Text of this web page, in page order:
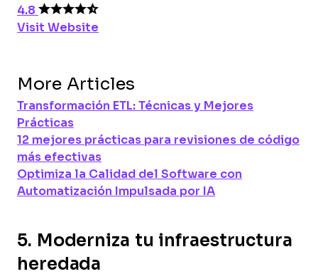
4.8
Visit Website
More Articles
Transformación ETL: Técnicas y Mejores
Prácticas
12 mejores prácticas para revisiones de código
más efectivas
Optimiza la Calidad del Software con
Automatización Impulsada por IA
5. Moderniza tu infraestructura
heredada